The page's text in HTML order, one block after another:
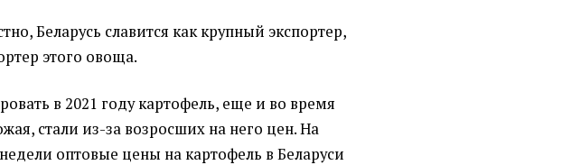
Беларусь славится как крупный экспортер,
этого овоща.
в 2021 году картофель, еще и во время
стали из-за возросших на него цен. На
оптовые цены на картофель в Беларуси